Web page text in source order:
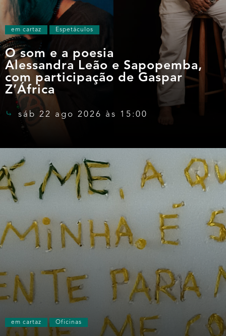
em cartaz Espetáculos
O som e a poesia
Alessandra Leão e Sapopemba,
com participação de Gaspar
Z’África
sáb 22 ago 2026 às 15:00
em cartaz Oficinas